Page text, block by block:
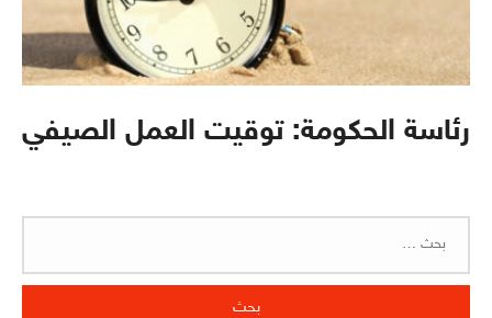
رئاسة الحكومة: توقيت العمل الصيفي